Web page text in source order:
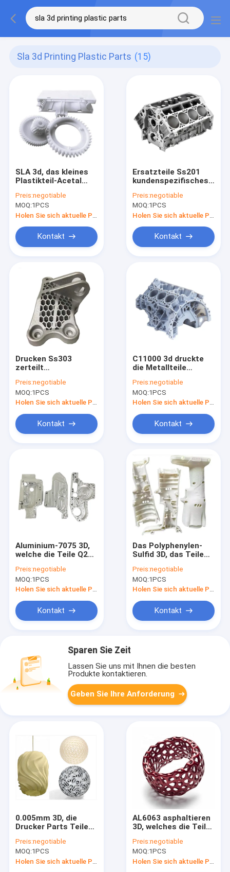
Sla 3d Printing Plastic Parts (15)
SLA 3d, das kleines
Plastikteil-Acetal
Industrien druckt
Preis:negotiable
MOQ:1PCS
Kontakt
Ersatzteile Ss201
kundenspezifisches
Drucken3d druckten
Teile
Preis:negotiable
MOQ:1PCS
Kontakt
Drucken Ss303
zerteilt
3D 0.005mm, die
Metall 3d Auto-Teile
druckte
Preis:negotiable
MOQ:1PCS
Kontakt
C11000 3d druckte
die Metallteile
3d Polyvinylchlorid-
ODM druckend
Preis:negotiable
MOQ:1PCS
Kontakt
Aluminium-7075 3D,
welche die Teile Q235
druckend drucken
Preis:negotiable
MOQ:1PCS
Holen Sie sich aktuelle Preis
Kontakt
Das Polyphenylen-
Sulfid 3D, das Teile
druckt, druckte Teile
Preis:negotiable
MOQ:1PCS
Holen Sie sich aktuelle Preis
Kontakt
Sparen Sie Zeit
Lassen Sie uns mit Ihnen die besten
Produkte kontaktieren.
Geben Sie Ihre Anforderung
0.005mm 3D, die
Drucker Parts Teile
drucken
Preis:negotiable
MOQ:1PCS
AL6063 asphaltieren
3D, welches die Teile
Service für
medizinisches
druckend druckt
Preis:negotiable
MOQ:1PCS